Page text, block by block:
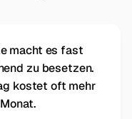
macht es fast
zu besetzen.
kostet oft mehr